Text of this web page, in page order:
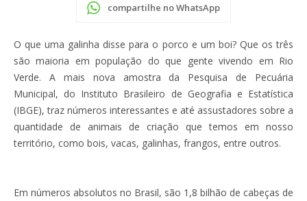
compartilhe no WhatsApp
O que uma galinha disse para o porco e um boi? Que os três
são maioria em população do que gente vivendo em Rio
Verde. A mais nova amostra da Pesquisa de Pecuária
Municipal, do Instituto Brasileiro de Geografia e Estatística
(IBGE), traz números interessantes e até assustadores sobre a
quantidade de animais de criação que temos em nosso
território, como bois, vacas, galinhas, frangos, entre outros.
Em números absolutos no Brasil, são 1,8 bilhão de cabeças de